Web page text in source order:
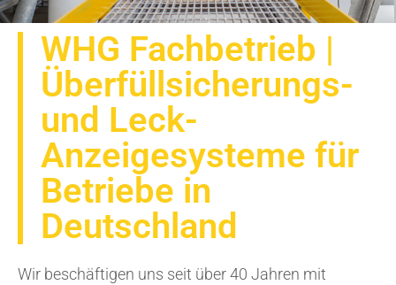
WHG Fachbetrieb |
Überfüllsicherungs-
und Leck-
Anzeigesysteme für
Betriebe in
Deutschland
Wir beschäftigen uns seit über 40 Jahren mit